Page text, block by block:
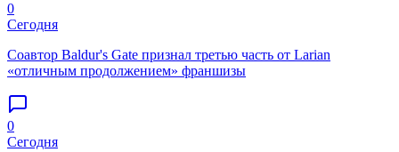
0
Сегодня
Соавтор Baldur's Gate признал третью часть от Larian
«отличным продолжением» франшизы
0
Сегодня